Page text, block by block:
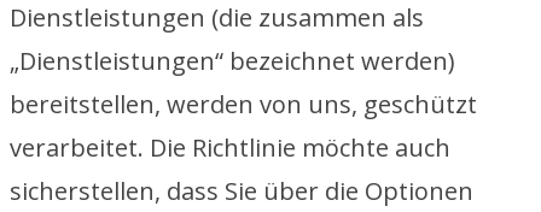
Dienstleistungen (die zusammen als
„Dienstleistungen“ bezeichnet werden)
bereitstellen, werden von uns, geschützt
verarbeitet. Die Richtlinie möchte auch
sicherstellen, dass Sie über die Optionen